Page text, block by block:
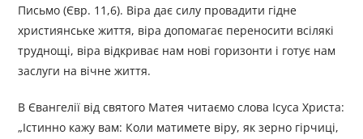
Письмо (Євр. 11,6). Віра дає силу провадити гідне
християнське життя, віра допомагає переносити всілякі
труднощі, віра відкриває нам нові горизонти і готує нам
заслуги на вічне життя.
В Євангелії від святого Матея читаємо слова Ісуса Христа:
„Істинно кажу вам: Коли матимете віру, як зерно гірчиці,